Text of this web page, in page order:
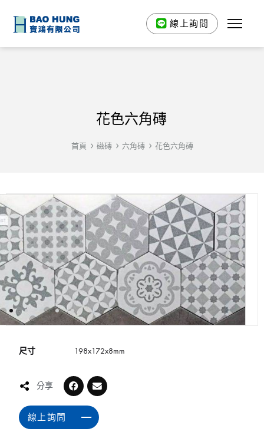
線上詢問
花色六角磚
首頁 磁磚 六角磚 花色六角磚
尺寸 198x172x8mm
分享
線上詢問